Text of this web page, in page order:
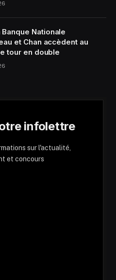
Banque Nationale
et Chan accèdent au
tour en double
infolettre
sur l'actualité,
et concours